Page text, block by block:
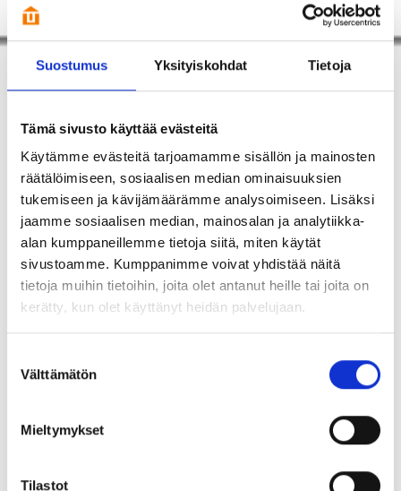
Suostumus Yksityiskohdat Tietoja
Tämä sivusto käyttää evästeitä
Käytämme evästeitä tarjoamamme sisällön ja mainosten
räätälöimiseen, sosiaalisen median ominaisuuksien
tukemiseen ja kävijämäärämme analysoimiseen. Lisäksi
jaamme sosiaalisen median, mainosalan ja analytiikka-
alan kumppaneillemme tietoja siitä, miten käytät
sivustoamme. Kumppanimme voivat yhdistää näitä
tietoja muihin tietoihin, joita olet antanut heille tai joita on
kerätty, kun olet käyttänyt heidän palvelujaan.
valinta
Välttämätön
Mieltymykset
Tilastot